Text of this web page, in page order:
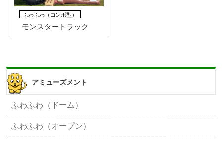
ふわふわ（コンボ型）
モンスタートラック
アミューズメント
ふわふわ（ドーム）
ふわふわ（オープン）